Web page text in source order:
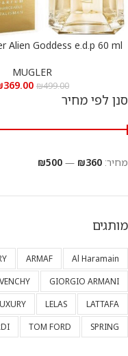
הוספה לסל
MUGLER
₪499.00
369.00
סנן לפי מחיר
מחיר: ₪360
—
₪500
מותגים
Al Haramain
ARMAF
GIORGIO ARMANI
LATTAFA
LELAS
SPRING
TOM FORD